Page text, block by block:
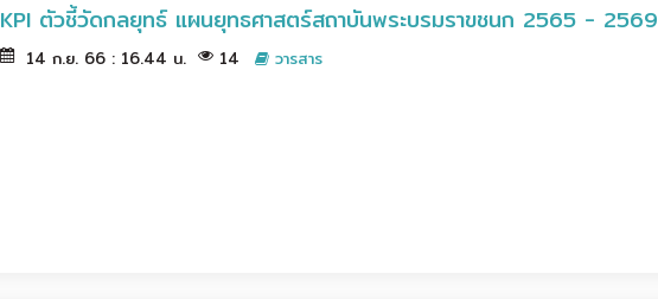
KPI ตัวชี้วัดกลยุทธ์ แผนยุทธศาสตร์สถาบันพระบรมราขชนก 2565 - 2569
14 ก.ย. 66 : 16.44 น. 14 วารสาร